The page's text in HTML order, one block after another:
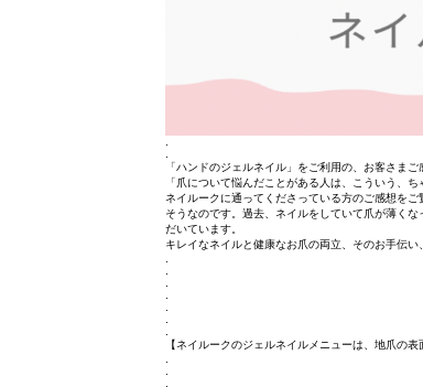
「ハンドのジェルネイル」をご利用の、お客さまご
「爪について悩んだことがある人は、こういう、
ネイルークに通ってくださっている方のご感想を
そうなのです。過去、ネイルをしていて爪が薄く
だいています。
キレイなネイルと健康なお爪の両立、そのお手伝い
【ネイルークのジェルネイルメニューは、地爪の